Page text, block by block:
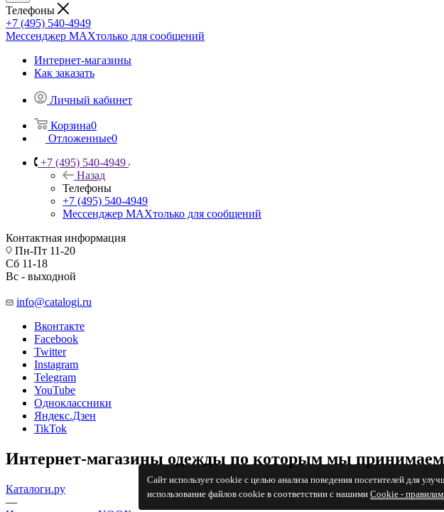
Сайт использует cookie с целью анализа поведения посетителей для
использование файлов cookie в соответствии с нашими Cookiе -
Телефоны
+7 (495) 540-4949
Мессенджер МАХтолько для сообщений
Интернет-магазины
Как заказать
Личный кабинет
Корзина0
Отложенные0
+7 (495) 540-4949
Назад
Телефоны
+7 (495) 540-4949
Мессенджер МАХтолько для сообщений
Контактная информация
Пн-Пт 11-20
Сб 11-18
Вс - выходной
info@catalogi.ru
Вконтакте
Facebook
Twitter
Instagram
Telegram
YouTube
Одноклассники
Яндекс.Дзен
TikTok
Интернет-магазины одежды по которым мы
Каталоги.ру
—